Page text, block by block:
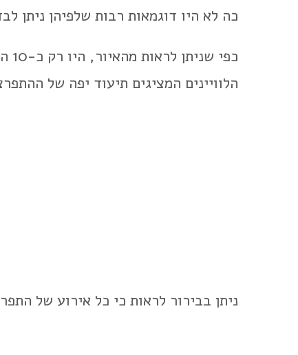
כה לא היו דוגמאות רבות שלפיהן ניתן
הלוויינים המציגים תיעוד יפה של ההתפרצות אל צ'יצ'ון
ניתן בבירור לראות כי כל אירוע של